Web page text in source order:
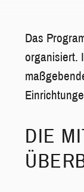
Das
organisiert.
DIE